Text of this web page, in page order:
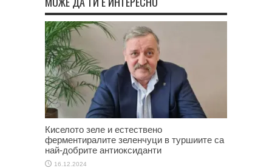
Киселото зеле и естествено
ферментиралите зеленчуци в туршиите са
най-добрите антиоксиданти
16.12.2024